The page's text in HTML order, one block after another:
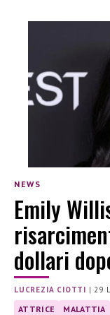
NEWS
Emily
dollari
LUCREZIA CIOTTI | 29
ATTRICE MALATTIA